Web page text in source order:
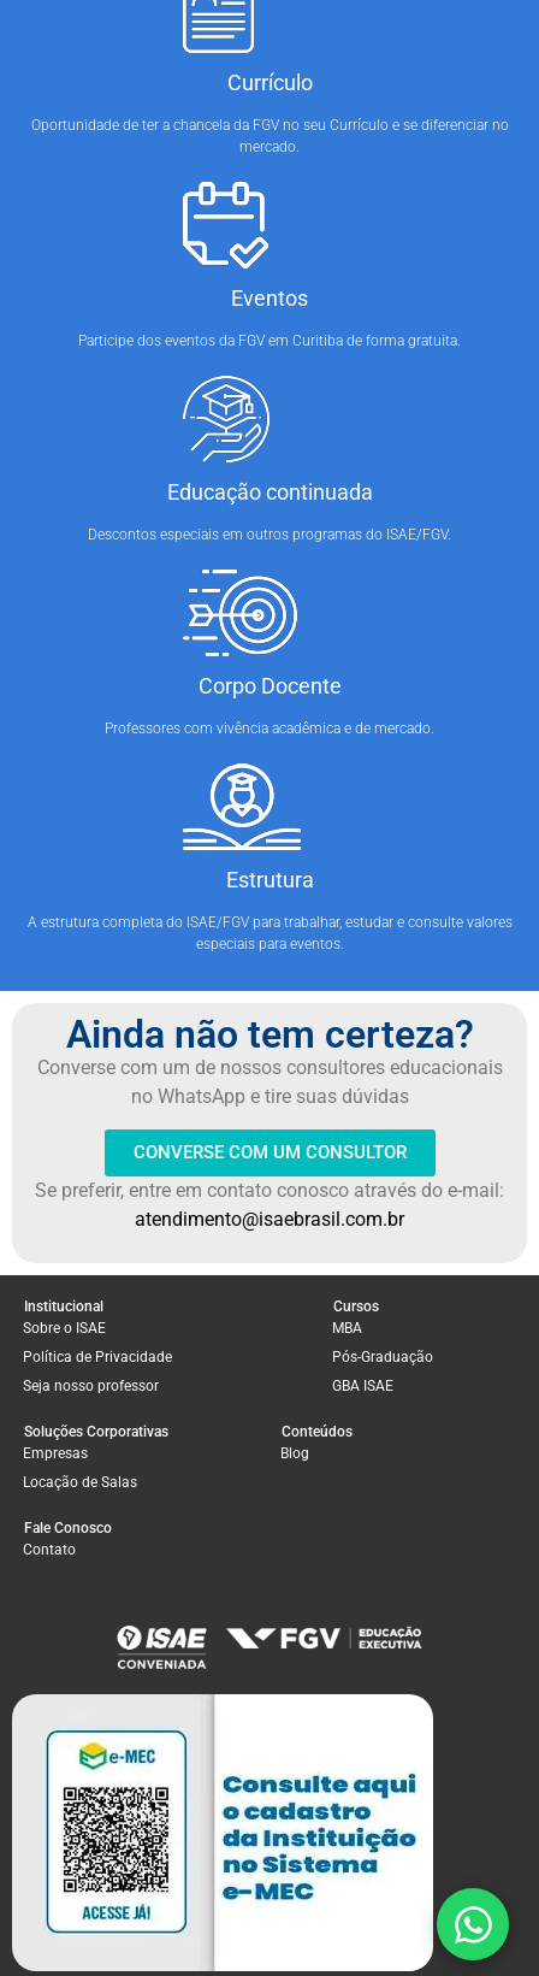
Currículo
Oportunidade de ter a chancela da FGV no seu Currículo e se diferenciar no
mercado.
Eventos
Participe dos eventos da FGV em Curitiba de forma gratuita.
Educação continuada
Descontos especiais em outros programas do ISAE/FGV.
Corpo Docente
Professores com vivência acadêmica e de mercado.
Estrutura
A estrutura completa do ISAE/FGV para trabalhar, estudar e consulte valores
especiais para eventos.
Ainda não tem certeza?
Converse com um de nossos consultores educacionais
no WhatsApp e tire suas dúvidas
CONVERSE COM UM CONSULTOR
Se preferir, entre em contato conosco através do e-mail:
atendimento@isaebrasil.com.br
Institucional
Sobre o ISAE
Política de Privacidade
Seja nosso professor
Cursos
MBA
Pós-Graduação
GBA ISAE
Soluções Corporativas
Empresas
Locação de Salas
Conteúdos
Blog
Fale Conosco
Contato